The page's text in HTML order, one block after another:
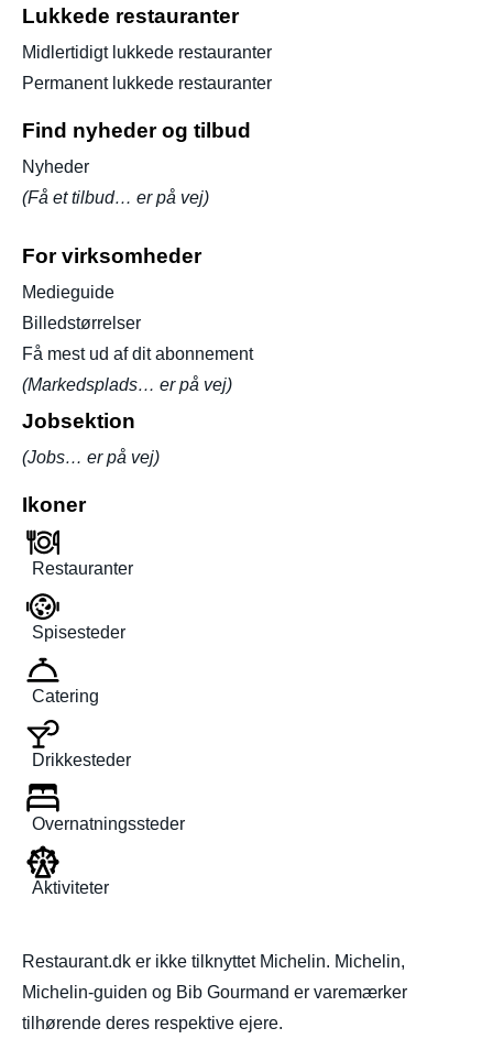
Lukkede restauranter
Midlertidigt lukkede restauranter
Permanent lukkede restauranter
Find nyheder og tilbud
Nyheder
(Få et tilbud… er på vej)
For virksomheder
Medieguide
Billedstørrelser
Få mest ud af dit abonnement
(Markedsplads… er på vej)
Jobsektion
(Jobs… er på vej)
Ikoner
Restauranter
Spisesteder
Catering
Drikkesteder
Overnatningssteder
Aktiviteter
Restaurant.dk er ikke tilknyttet Michelin. Michelin,
Michelin-guiden og Bib Gourmand er varemærker
tilhørende deres respektive ejere.